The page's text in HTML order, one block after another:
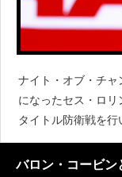
ナイト・オブ・チ
になったセス・ロリ
タイトル防衛戦を行
ト・デイのダミア
防衛に成功してい
バロン・コービン